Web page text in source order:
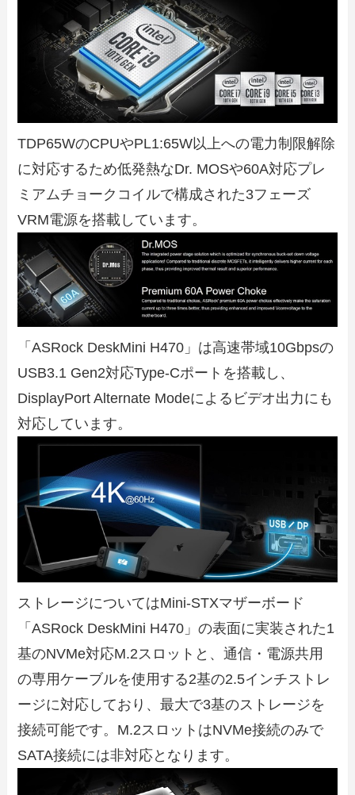
TDP65WのCPUやPL1:65W以上への電力制限解除
に対応するため低発熱なDr. MOSや60A対応プレ
ミアムチョークコイルで構成された3フェーズ
VRM電源を搭載しています。
「ASRock DeskMini H470」は高速帯域10Gbpsの
USB3.1 Gen2対応Type-Cポートを搭載し、
DisplayPort Alternate Modeによるビデオ出力にも
対応しています。
ストレージについてはMini-STXマザーボード
「ASRock DeskMini H470」の表面に実装された1
基のNVMe対応M.2スロットと、通信・電源共用
の専用ケーブルを使用する2基の2.5インチストレ
ージに対応しており、最大で3基のストレージを
接続可能です。M.2スロットはNVMe接続のみで
SATA接続には非対応となります。